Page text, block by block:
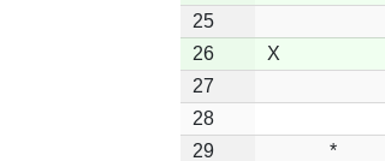
25
26
X
27
28
29
*